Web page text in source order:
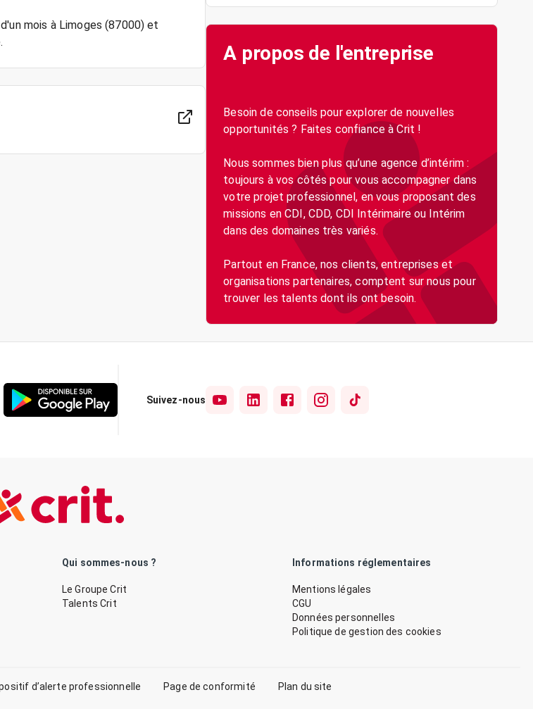
mois à Limoges (87000) et
A propos de l'entreprise
Besoin de conseils pour explorer de nouvelles
opportunités ? Faites confiance à Crit !
Nous sommes bien plus qu’une agence d’intérim :
toujours à vos côtés pour vous accompagner dans
votre projet professionnel, en vous proposant des
missions en CDI, CDD, CDI Intérimaire ou Intérim
dans des domaines très variés.
Partout en France, nos clients, entreprises et
organisations partenaires, comptent sur nous pour
trouver les talents dont ils ont besoin.
Suivez-nous
Qui sommes-nous ?
Le Groupe Crit
Talents Crit
Informations réglementaires
Mentions légales
CGU
Données personnelles
Politique de gestion des cookies
d’alerte professionnelle Page de conformité Plan du site